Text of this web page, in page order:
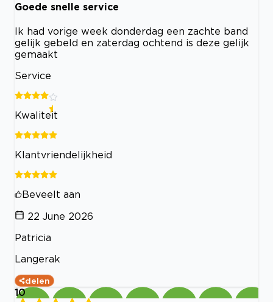
Goede snelle service
Ik had vorige week donderdag een zachte band
gelijk gebeld en zaterdag ochtend is deze gelijk
gemaakt
Service
Kwaliteit
Klantvriendelijkheid
Beveelt aan
22 June 2026
Patricia
Langerak
delen
10